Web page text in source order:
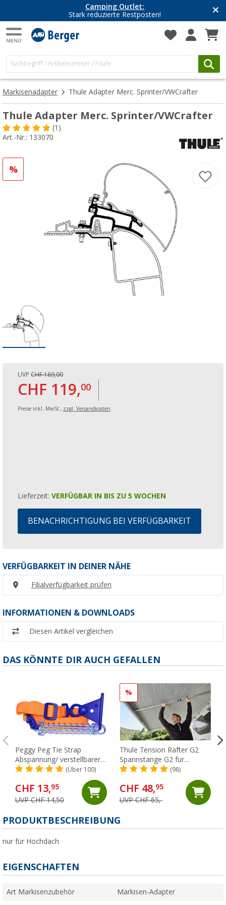
Camping Outlet:
Stark reduzierte Restposten!
Markisenadapter Thule Adapter Merc. Sprinter/VWCrafter
Thule Adapter Merc. Sprinter/VWCrafter
(1)
Art.-Nr.: 133070
%
UVP CHF 169,00
CHF 119,00
Preise inkl. MwSt., zzgl. Versandkosten
Lieferzeit: VERFÜGBAR IN BIS ZU 5 WOCHEN
BENACHRICHTIGUNG BEI VERFÜGBARKEIT
VERFÜGBARKEIT IN DEINER NÄHE
Filialverfügbarkeit prüfen
INFORMATIONEN & DOWNLOADS
Diesen Artikel vergleichen
DAS KÖNNTE DIR AUCH GEFALLEN
Peggy Peg Tie Strap
Abspannung/ verstellbarer
Markiesenspanngurt(Über 100)
CHF 13,95
UVP CHF 14,50
%
Thule Tension Rafter G2
Spannstange G2 für
Omnistor 6200 + 6300 250
(98)
CHF 48,95
UVP CHF 65,-
PRODUKTBESCHREIBUNG
nur für Hochdach
EIGENSCHAFTEN
Art Markisenzubehör Markisen-Adapter